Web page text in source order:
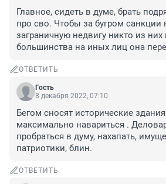
Главное, сидеть в думе, брать
про сво. Чтобы за бугром
заграничную недвигу никто из
большинства на иных лиц она
ОТВЕТИТЬ
Гость
8 декабря 2022, 07:10
Бегом сносят исторические
максимально навариться .
пробраться в думу, нахапать,
патриотики, блин.
ОТВЕТИТЬ